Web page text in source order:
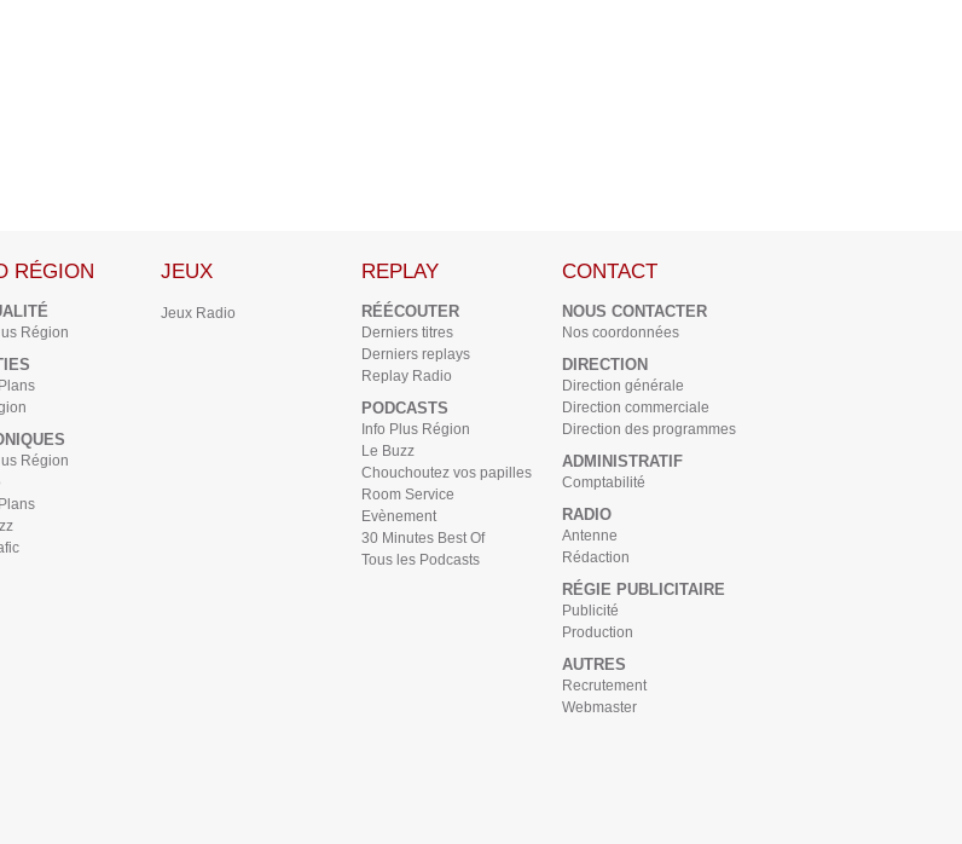
RÉGION
Région
Région
JEUX
Jeux Radio
REPLAY
RÉÉCOUTER
Derniers titres
Derniers replays
Replay Radio
PODCASTS
Info Plus Région
Le Buzz
Chouchoutez vos papilles
Room Service
Evènement
30 Minutes Best Of
Tous les Podcasts
CONTACT
NOUS CONTACTER
Nos coordonnées
DIRECTION
Direction générale
Direction commerciale
Direction des programmes
ADMINISTRATIF
Comptabilité
RADIO
Antenne
Rédaction
RÉGIE PUBLICITAIRE
Publicité
Production
AUTRES
Recrutement
Webmaster